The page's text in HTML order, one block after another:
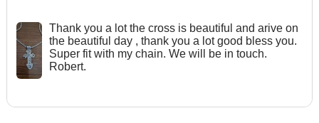
Тhank you a lot the cross is beautiful and arive on
the beautiful day , thank you a lot good bless you.
Super fit with my chain. We will be in touch.
Robert.